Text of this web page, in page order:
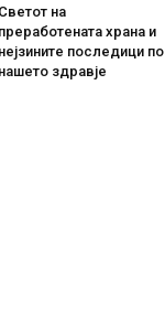
Светот на
преработената храна и
нејзините последици по
нашето здравје